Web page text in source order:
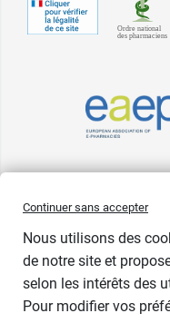
Pharma GDD adhère à la
européen
Continuer sans accepter
Nous utilisons des
de notre site et
selon les intérêts des
Pour modifier vos